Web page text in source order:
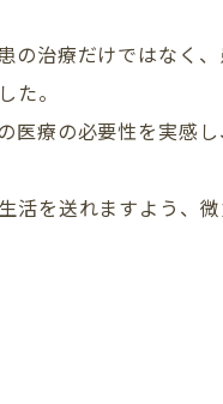
の治療だけではなく
た。
医療の必要性を実感
活を送れますよう、